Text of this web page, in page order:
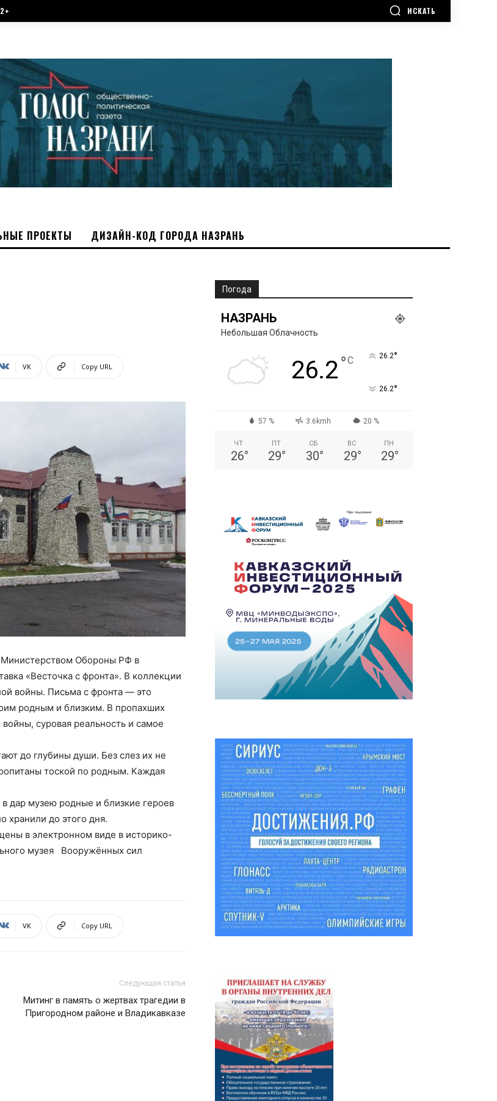
ИСКАТЬ
ПРОЕКТЫ ДИЗАЙН-КОД ГОРОДА НАЗРАНЬ
VK Copy URL
Министерством Обороны РФ в
«Весточка с фронта». В коллекции
войны. Письма с фронта — это
родным и близким. В пропахших
суровая реальность и самое
до глубины души. Без слез их не
тоской по родным. Каждая
дар музею родные и близкие героев
хранили до этого дня.
в электронном виде в историко-
музея Вооружённых сил
VK Copy URL
Следующая статья
Митинг в память о жертвах трагедии в
Пригородном районе и Владикавказе
Погода
НАЗРАНЬ
Небольшая Облачность
26.2°C 26.2°
26.2°
57 % 3.6kmh 20 %
ЧТ
26°
ПТ
29°
СБ
30°
ВС
29°
ПН
29°